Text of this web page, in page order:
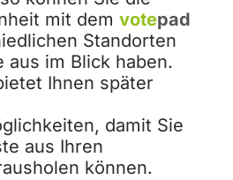
mit dem votepad
Standorten
aus im Blick haben.
Ihnen später
damit Sie
aus Ihren
können.